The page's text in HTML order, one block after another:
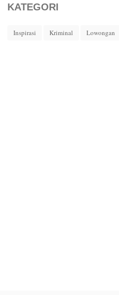
KATEGORI
Inspirasi Kriminal Lowongan